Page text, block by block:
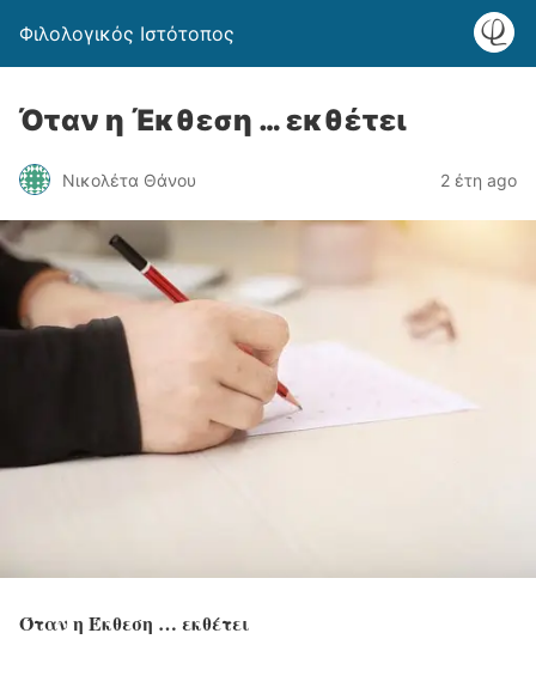
Φιλολογικός Ιστότοπος
Όταν η Έκθεση … εκθέτει
Νικολέτα Θάνου 2 έτη ago
Όταν η Έκθεση … εκθέτει